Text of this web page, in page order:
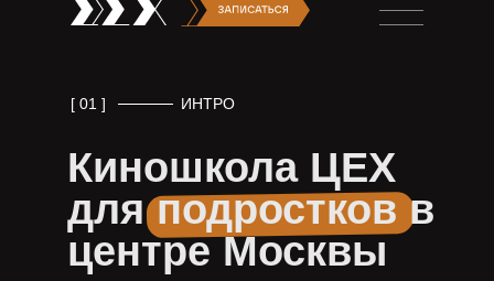
ИНТРО
[ 01 ]
Киношкола ЦЕХ
для подростков в
центре Москвы